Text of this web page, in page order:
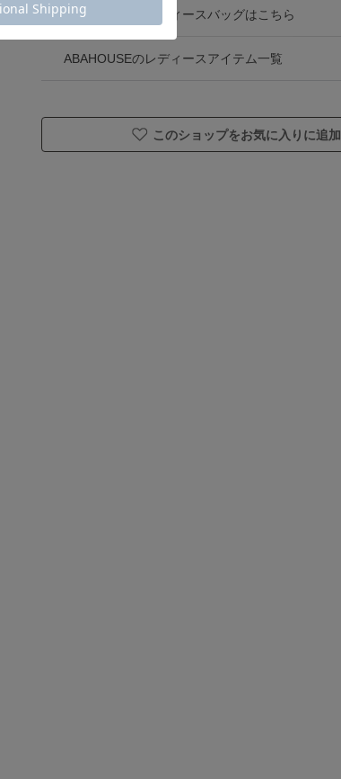
ABAHOUSEのレディースバッグはこちら
ABAHOUSEのレディースアイテム一覧
このショップをお気に入りに追加